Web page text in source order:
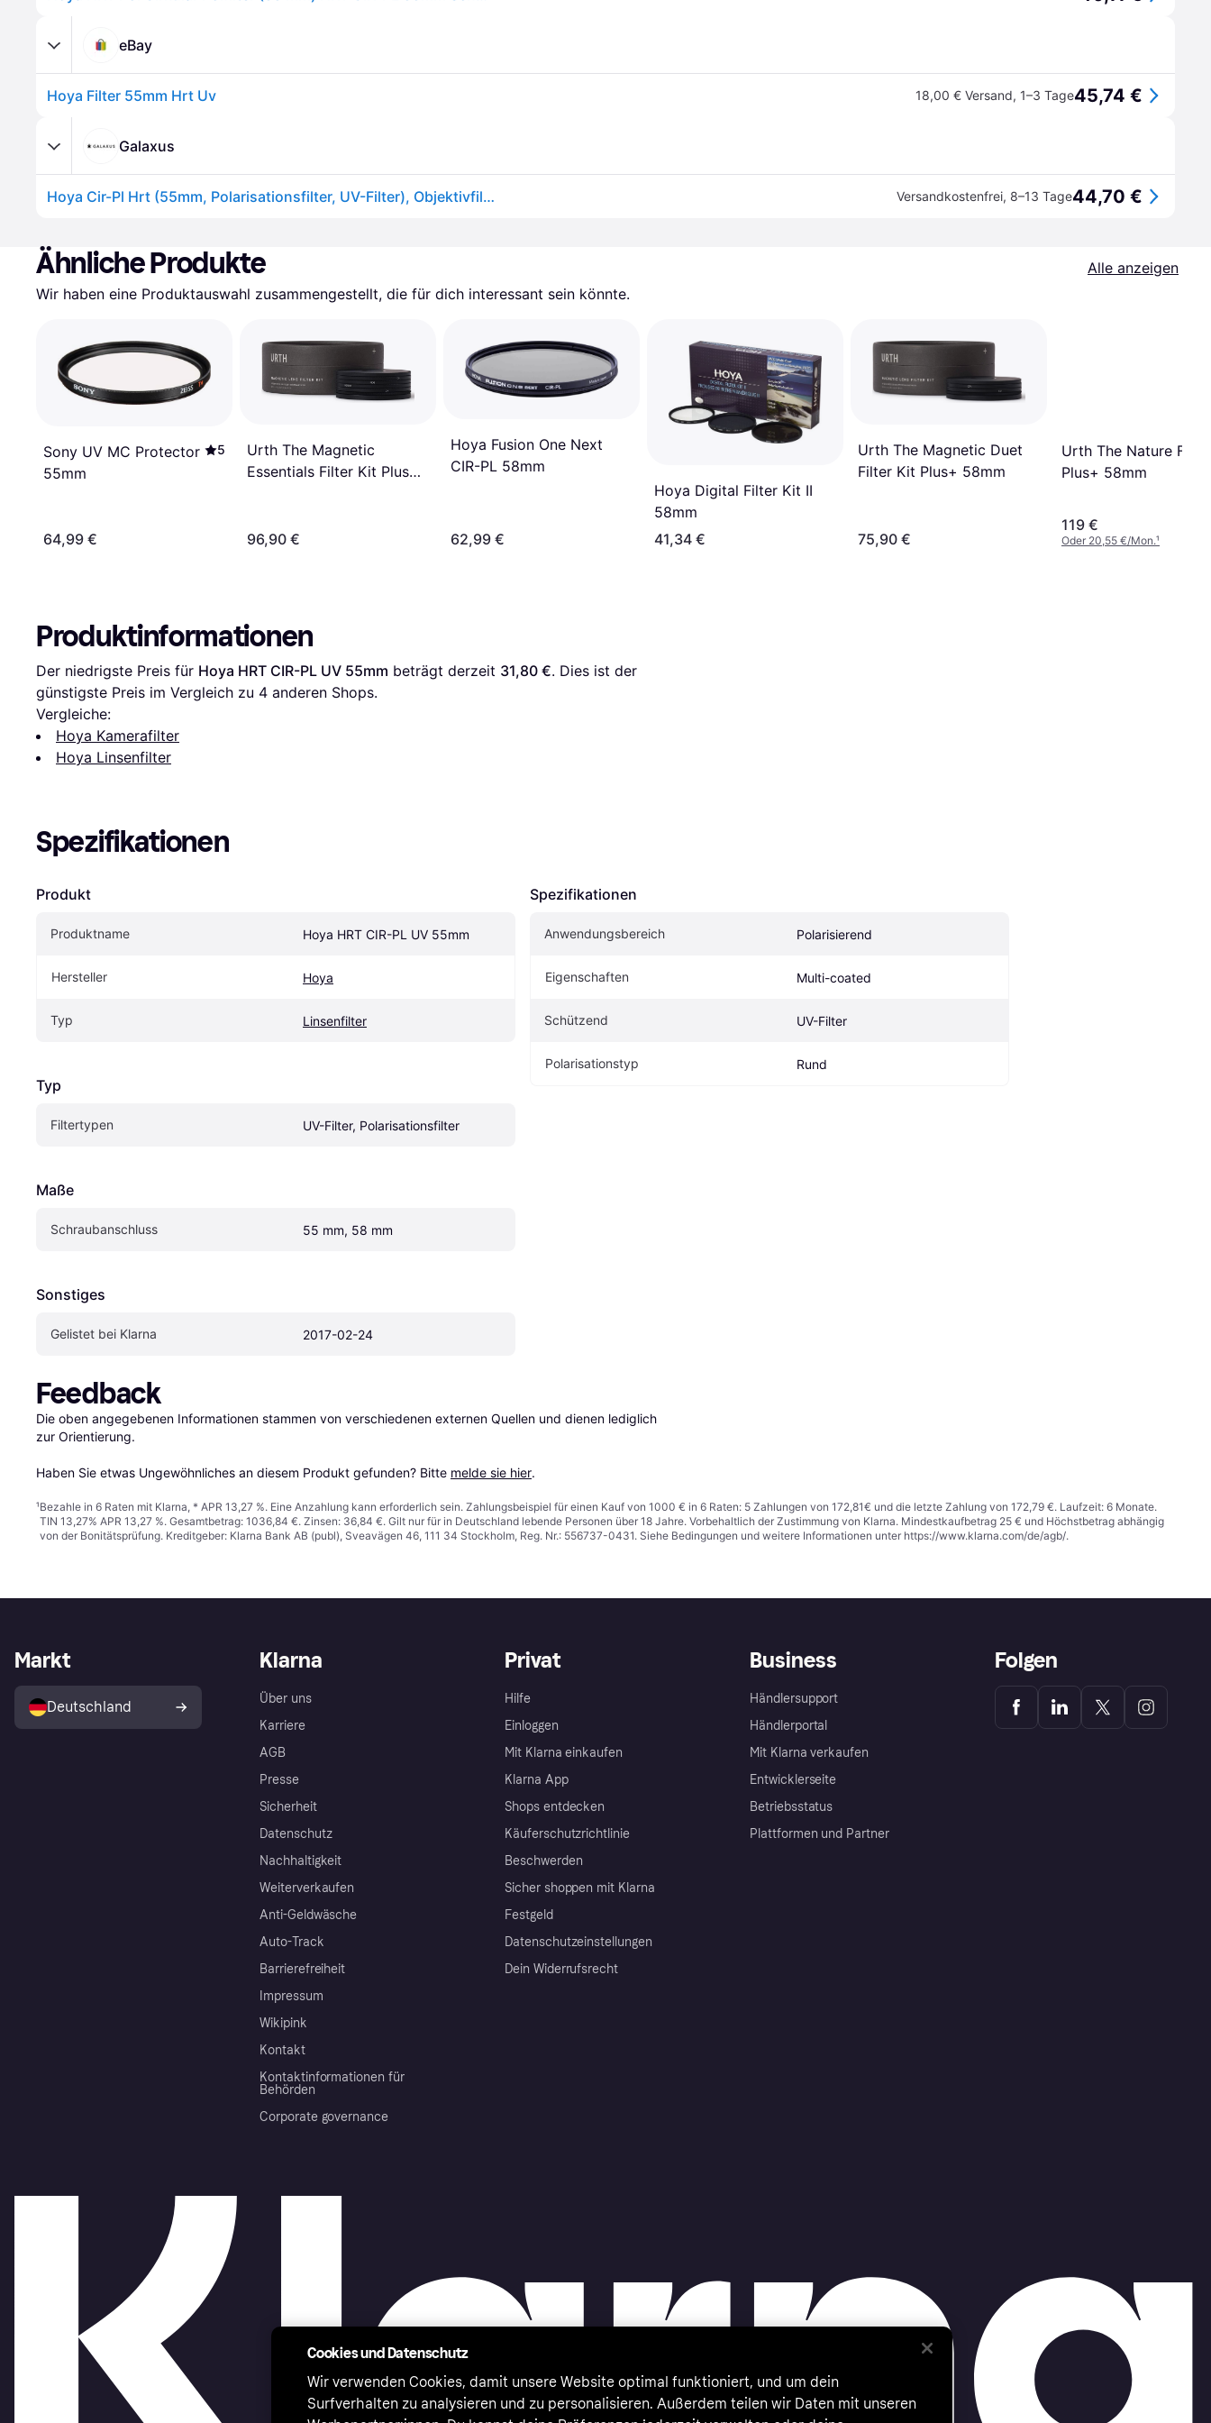
eBay
Hoya Filter 55mm Hrt Uv 18,00 € Versand, 1–3 Tage45,74 €
Galaxus
Hoya Cir-Pl Hrt (55mm, Polarisationsfilter, UV-Filter), Objektivfilter, Schwarz Versandkostenfrei, 8–13 Tage44,70 €
Ähnliche Produkte
Alle anzeigen
Wir haben eine Produktauswahl zusammengestellt, die für dich interessant sein könnte.
Sony UV MC Protector
55mm
5
64,99 €
Urth The Magnetic
Essentials Filter Kit Plus+
96,90 €
Hoya Fusion One Next
CIR-PL 58mm
62,99 €
Hoya Digital Filter Kit II
58mm
41,34 €
Urth The Magnetic Duet
Filter Kit Plus+ 58mm
75,90 €
Urth The Nature
Plus+ 58mm
119 €
Oder 20,55 €/Mon.¹
Produktinformationen
Der niedrigste Preis für Hoya HRT CIR-PL UV 55mm beträgt derzeit 31,80 €. Dies ist der
günstigste Preis im Vergleich zu 4 anderen Shops.
Vergleiche:
Hoya Kamerafilter
Hoya Linsenfilter
Spezifikationen
Produkt
Produktname Hoya HRT CIR-PL UV 55mm
Hersteller Hoya
Typ Linsenfilter
Typ
Filtertypen UV-Filter, Polarisationsfilter
Maße
Schraubanschluss 55 mm, 58 mm
Sonstiges
Gelistet bei Klarna 2017-02-24
Spezifikationen
Anwendungsbereich Polarisierend
Eigen­schaften Multi-coated
Schützend UV-Filter
Polarisationstyp Rund
Feedback
Die oben angegebenen Informationen stammen von verschiedenen externen Quellen und dienen lediglich
zur Orientierung.
Haben Sie etwas Ungewöhnliches an diesem Produkt gefunden? Bitte melde sie hier.
¹Bezahle in 6 Raten mit Klarna, * APR 13,27 %. Eine Anzahlung kann erforderlich sein. Zahlungsbeispiel für einen Kauf von 1000 € in 6 Raten: 5 Zahlungen von 172,81€ und die letzte Zahlung von 172,79 €. Laufzeit: 6 Monate.
TIN 13,27% APR 13,27 %. Gesamtbetrag: 1036,84 €. Zinsen: 36,84 €. Gilt nur für in Deutschland lebende Personen über 18 Jahre. Vorbehaltlich der Zustimmung von Klarna. Mindestkaufbetrag 25 € und Höchstbetrag abhängig
von der Bonitätsprüfung. Kreditgeber: Klarna Bank AB (publ), Sveavägen 46, 111 34 Stockholm, Reg. Nr.: 556737-0431. Siehe Bedingungen und weitere Informationen unter https://www.klarna.com/de/agb/.
Klarna
Über uns
Karriere
AGB
Presse
Sicherheit
Datenschutz
Nachhaltigkeit
Weiterverkaufen
Anti-Geldwäsche
Auto-Track
Barrierefreiheit
Impressum
Wikipink
Kontakt
Kontaktinformationen für
Behörden
Corporate governance
Privat
Hilfe
Einloggen
Mit Klarna einkaufen
Klarna App
Shops entdecken
Käuferschutzrichtlinie
Beschwerden
Sicher shoppen mit Klarna
Festgeld
Datenschutzeinstellungen
Dein Widerrufsrecht
Business
Händlersupport
Händlerportal
Mit Klarna verkaufen
Entwicklerseite
Betriebsstatus
Plattformen und Partner
Markt
Deutschland
Folgen
Cookies und Datenschutz
Wir verwenden Cookies, damit unsere Website optimal funktioniert, und um dein
Surfverhalten zu analysieren und zu personalisieren. Außerdem teilen wir Daten mit unseren